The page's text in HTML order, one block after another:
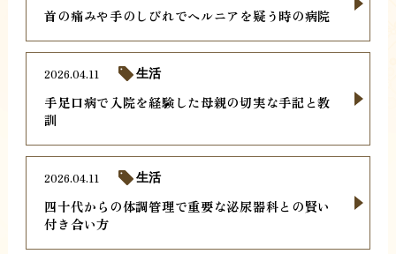
首の痛みや手のしびれでヘルニアを疑う時の病院
手足口病で入院を経験した母親の切実な手記と教
訓
2026.04.11 生活
四十代からの体調管理で重要な泌尿器科との賢い
付き合い方
2026.04.11 生活